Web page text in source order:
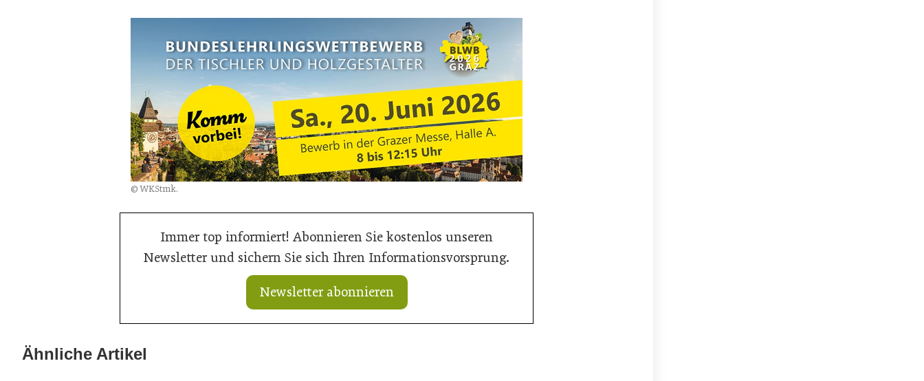
© WKStmk.
Immer top informiert! Abonnieren Sie kostenlos unseren
Newsletter und sichern Sie sich Ihren Informationsvorsprung.
Newsletter abonnieren
Ähnliche Artikel
21. Juli 2026